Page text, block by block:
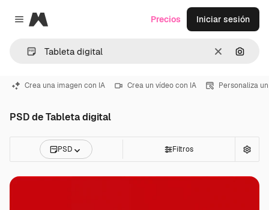
Close menu
Magnific
Borrar
Precios Iniciar sesión
Crea una imagen con IA Crea un vídeo con IA Personaliza
PSD de Tableta digital
PSD Filtros